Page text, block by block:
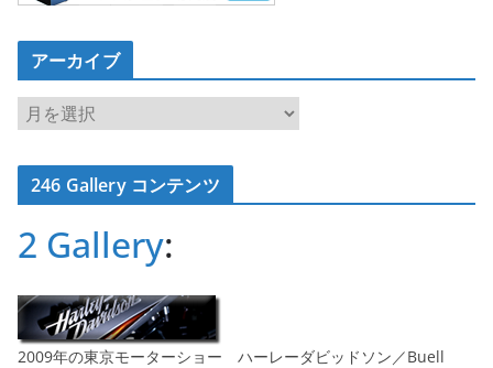
アーカイブ
ア
ー
カ
イ246 Gallery コンテンツ
2 Gallery:
2009年の東京モーターショー ハーレーダビッドソン／Buell